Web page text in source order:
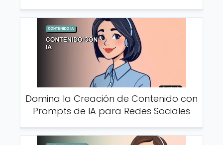
Domina la Creación de Contenido con
Prompts de IA para Redes Sociales